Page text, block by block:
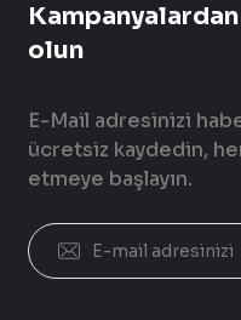
olun
E-Mail adresinizi
ücretsiz kaydedin,
etmeye başlayın.